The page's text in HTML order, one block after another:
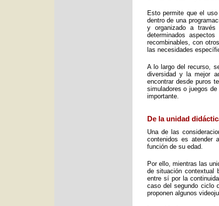
Esto permite que el
dentro de una
y organizado a
determinados
recombinables, con
las necesidades
A lo largo del recurso,
diversidad y la mejor
encontrar desde puros
simuladores o juegos
importante.
De la unidad
Una de las
contenidos es atender
función de su edad.
Por ello, mientras las
de situación contextual
entre sí por la
caso del segundo ciclo
proponen algunos